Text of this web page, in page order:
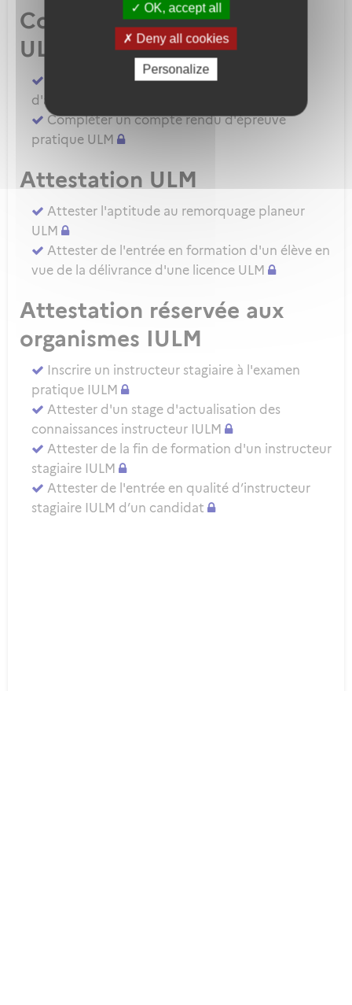
OK, accept all
Deny all cookies
Personalize
Compte rendu d’épreuve
ULM
Compléter un compte rendu d'épreuve
d'aptitude pratique instructeur IULM.
Compléter un compte rendu d'épreuve
pratique ULM
Attestation ULM
Attester l'aptitude au remorquage planeur
ULM
Attester de l'entrée en formation d'un élève en
vue de la délivrance d'une licence ULM
Attestation réservée aux
organismes IULM
Inscrire un instructeur stagiaire à l'examen
pratique IULM
Attester d'un stage d'actualisation des
connaissances instructeur IULM
Attester de la fin de formation d'un instructeur
stagiaire IULM
Attester de l'entrée en qualité d’instructeur
stagiaire IULM d’un candidat